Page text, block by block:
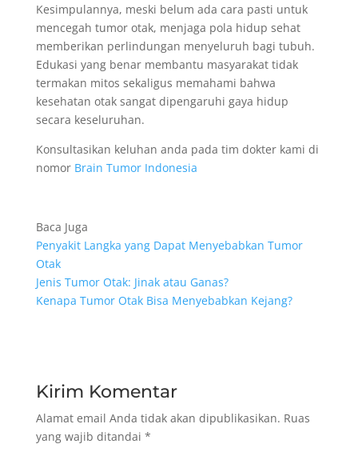
Kesimpulannya, meski belum ada cara pasti untuk
mencegah tumor otak, menjaga pola hidup sehat
memberikan perlindungan menyeluruh bagi tubuh.
Edukasi yang benar membantu masyarakat tidak
termakan mitos sekaligus memahami bahwa
kesehatan otak sangat dipengaruhi gaya hidup
secara keseluruhan.
Konsultasikan keluhan anda pada tim dokter kami di
nomor Brain Tumor Indonesia
Baca Juga
Penyakit Langka yang Dapat Menyebabkan Tumor
Otak
Jenis Tumor Otak: Jinak atau Ganas?
Kenapa Tumor Otak Bisa Menyebabkan Kejang?
Kirim Komentar
Alamat email Anda tidak akan dipublikasikan. Ruas
yang wajib ditandai *